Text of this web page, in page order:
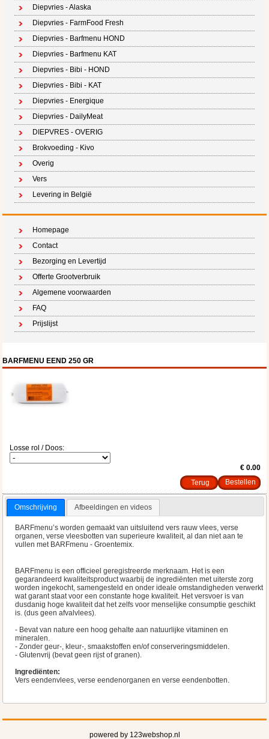
Diepvries - Alaska
Diepvries - FarmFood Fresh
Diepvries - Barfmenu HOND
Diepvries - Barfmenu KAT
Diepvries - Bibi - HOND
Diepvries - Bibi - KAT
Diepvries - Energique
Diepvries - DailyMeat
DIEPVRES - OVERIG
Brokvoeding - Kivo
Overig
Vers
Levering in België
Homepage
Contact
Bezorging en Levertijd
Offerte Grootverbruik
Algemene voorwaarden
FAQ
Prijslijst
BARFMENU EEND 250 GR
Losse rol / Doos:
€ 0.00
Terug
Omschrijving Afbeeldingen en videos
BARFmenu’s worden gemaakt van uitsluitend vers rauw vlees, verse
organen, verse vleesbotten van superieure kwaliteit, al dan niet aan te
vullen met BARFmenu - Groentemix.
BARFmenu is een officieel geregistreerde merknaam. Het is een
gegarandeerd kwaliteitsproduct waarbij de ingrediënten met uiterste zorg
worden ingekocht, samengesteld en onder ideale omstandigheden verwerkt
wat garant staat voor een constante hoge kwaliteit. Het versvoer is van
dusdanig hoge kwaliteit dat het zelfs voor menselijke consumptie geschikt
is. (dus geen afvalvlees).
- Bevat van nature een hoog gehalte aan natuurlijke vitaminen en
mineralen.
- Zonder geur-, kleur-, smaakstoffen en/of conserveringsmiddelen.
- Glutenvrij (bevat geen rijst of granen).
Ingrediënten:
Vers eendenvlees, verse eendenorganen en verse eendenbotten.
powered by 123webshop.nl